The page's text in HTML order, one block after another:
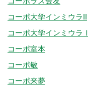
コーポ大学インミウラII
コーポ大学インミウラⅠ
コーポ室本
コーポ敏
コーポ来夢